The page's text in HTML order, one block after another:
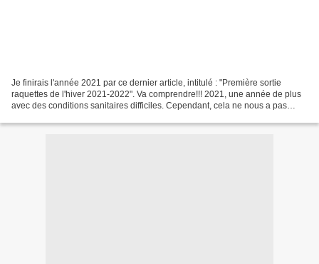
Je finirais l'année 2021 par ce dernier article, intitulé : "Première sortie
raquettes de l'hiver 2021-2022". Va comprendre!!! 2021, une année de plus
avec des conditions sanitaires difficiles. Cependant, cela ne nous a pas